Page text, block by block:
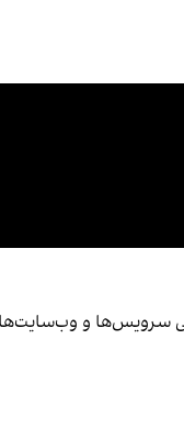
برخی سرویس‌ها و